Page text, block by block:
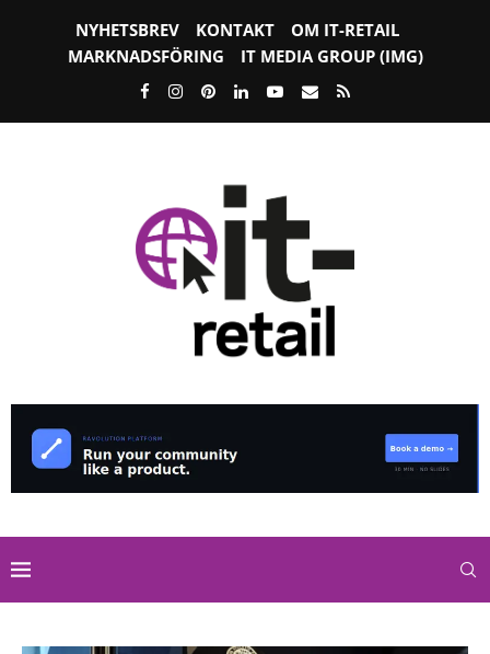
NYHETSBREV KONTAKT
OM IT-RETAIL
MARKNADSFÖRING
IT MEDIA GROUP (IMG)